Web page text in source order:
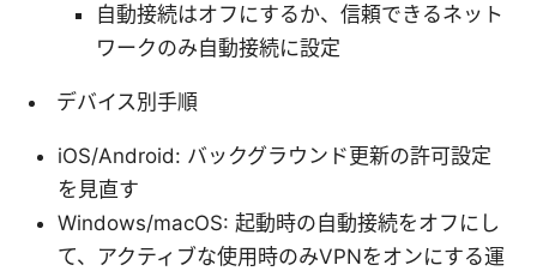
自動接続はオフにするか、信頼できるネット
ワークのみ自動接続に設定
デバイス別手順
iOS/Android: バックグラウンド更新の許可設定
を見直す
Windows/macOS: 起動時の自動接続をオフにし
て、アクティブな使用時のみVPNをオンにする運